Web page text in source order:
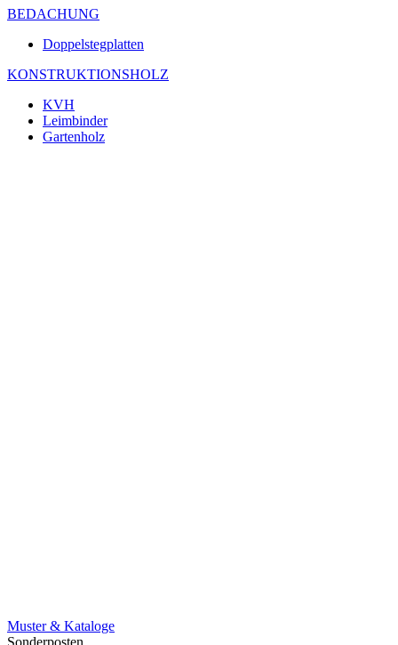
BEDACHUNG
Doppelstegplatten
KONSTRUKTIONSHOLZ
KVH
Leimbinder
Gartenholz
Muster & Kataloge
Sonderposten